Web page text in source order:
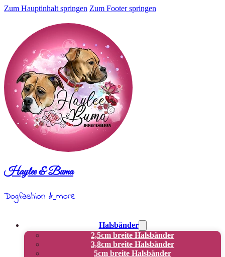
Zum Hauptinhalt springen Zum Footer springen
Haylee & Buma
Dogfashion & more
Halsbänder
2,5cm breite Halsbänder
3,8cm breite Halsbänder
5cm breite Halsbänder